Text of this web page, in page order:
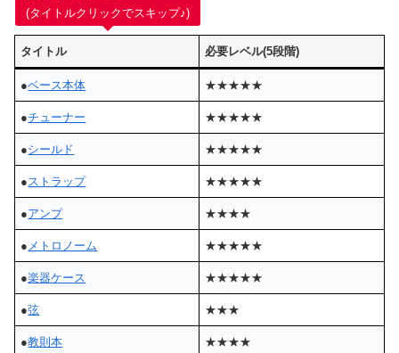
(タイトルクリックでスキップ♪)
タイトル 必要レベル(5段階)
●ベース本体 ★★★★★
●チューナー ★★★★★
●シールド ★★★★★
● ストラップ ★★★★★
●アンプ ★★★★
● メトロノーム ★★★★★
●楽器ケース ★★★★★
●弦 ★★★
●教則本 ★★★★